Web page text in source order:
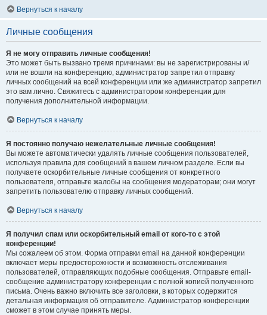
Вернуться к началу
Личные сообщения
Я не могу отправить личные сообщения!
Это может быть вызвано тремя причинами: вы не зарегистрированы и/
или не вошли на конференцию, администратор запретил отправку
личных сообщений на всей конференции или же администратор запретил
это вам лично. Свяжитесь с администратором конференции для
получения дополнительной информации.
Вернуться к началу
Я постоянно получаю нежелательные личные сообщения!
Вы можете автоматически удалять личные сообщения пользователей,
используя правила для сообщений в вашем личном разделе. Если вы
получаете оскорбительные личные сообщения от конкретного
пользователя, отправьте жалобы на сообщения модераторам; они могут
запретить пользователю отправку личных сообщений.
Вернуться к началу
Я получил спам или оскорбительный email от кого-то с этой
конференции!
Мы сожалеем об этом. Форма отправки email на данной конференции
включает меры предосторожности и возможность отслеживания
пользователей, отправляющих подобные сообщения. Отправьте email-
сообщение администратору конференции с полной копией полученного
письма. Очень важно включить все заголовки, в которых содержится
детальная информация об отправителе. Администратор конференции
сможет в этом случае принять меры.